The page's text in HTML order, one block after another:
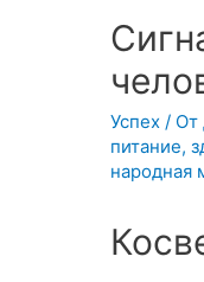
Успех / От
питание,
народная